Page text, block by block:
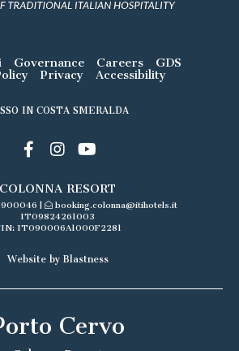
Governance Careers
GDS
Privacy Accessibility
IN COSTA SMERALDA
COLONNA RESORT
|
booking.colonna@itihotels.it
IT09824261003
IT090006A1000F2281
Website by Blastness
Cervo